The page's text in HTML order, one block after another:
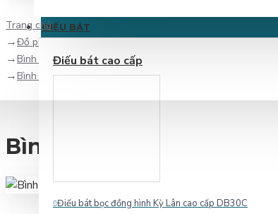
ĐIẾU BÁT
Điếu bát cao cấp
Điếu bát bọc đồng hình Kỳ Lân cao cấp DB30C
Trang chủ
Đồ phong thủy
Bình hút tài lộc
Bình hút tài lộc vẽ vàng
Bình hút tài lộc vẽ vàng